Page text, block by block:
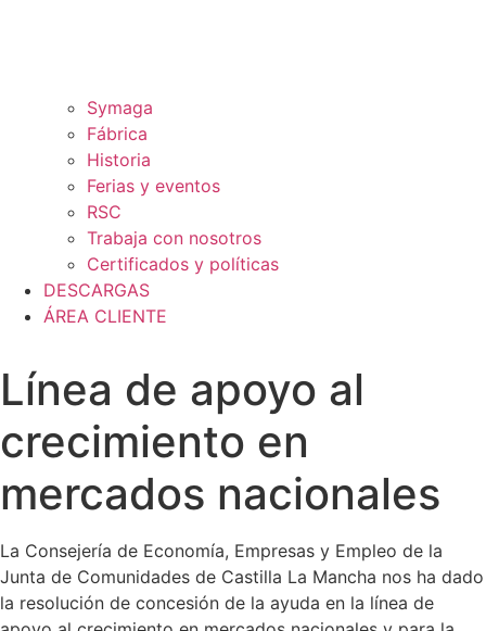
Symaga
Fábrica
Historia
Ferias y eventos
RSC
Trabaja con nosotros
Certificados y políticas
DESCARGAS
ÁREA CLIENTE
Línea de apoyo al
crecimiento en
mercados nacionales
La Consejería de Economía, Empresas y Empleo de la
Junta de Comunidades de Castilla La Mancha nos ha dado
la resolución de concesión de la ayuda en la línea de